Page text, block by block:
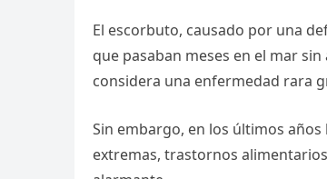
El escorbuto, causado por una
que pasaban meses en el mar
considera una enfermedad rara
Sin embargo, en los últimos
extremas, trastornos